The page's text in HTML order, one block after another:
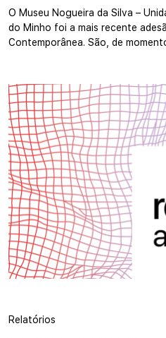
O Museu Nogueira da Silva –
do Minho foi a mais recente
Contemporânea. São, de
Relatórios